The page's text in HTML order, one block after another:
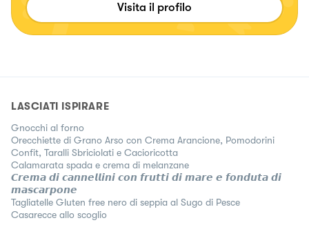
Visita il profilo
LASCIATI ISPIRARE
Gnocchi al forno
Orecchiette di Grano Arso con Crema Arancione, Pomodorini
Confit, Taralli Sbriciolati e Cacioricotta
Calamarata spada e crema di melanzane
𝘾𝙧𝙚𝙢𝙖 𝙙𝙞 𝙘𝙖𝙣𝙣𝙚𝙡𝙡𝙞𝙣𝙞 𝙘𝙤𝙣 𝙛𝙧𝙪𝙩𝙩𝙞 𝙙𝙞 𝙢𝙖𝙧𝙚 𝙚 𝙛𝙤𝙣𝙙𝙪𝙩𝙖 𝙙𝙞
𝙢𝙖𝙨𝙘𝙖𝙧𝙥𝙤𝙣𝙚
Tagliatelle Gluten free nero di seppia al Sugo di Pesce
Casarecce allo scoglio